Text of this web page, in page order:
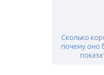
Сколько
почему оно